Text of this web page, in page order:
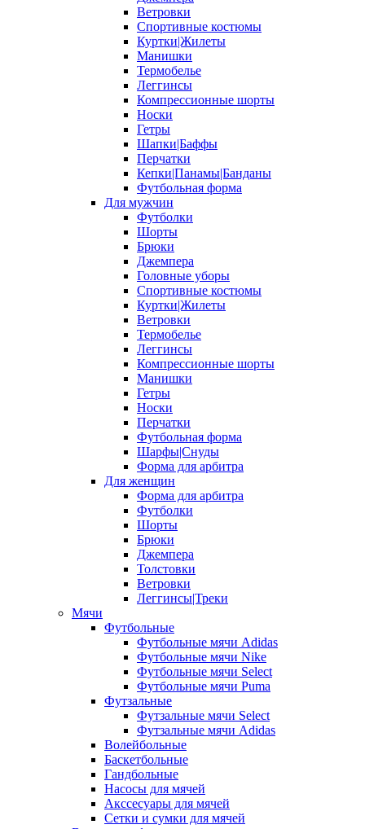
Ветровки
Спортивные костюмы
Куртки|Жилеты
Манишки
Термобелье
Леггинсы
Компрессионные шорты
Носки
Гетры
Шапки|Баффы
Перчатки
Кепки|Панамы|Банданы
Футбольная форма
Для мужчин
Футболки
Шорты
Брюки
Джемпера
Головные уборы
Спортивные костюмы
Куртки|Жилеты
Ветровки
Термобелье
Леггинсы
Компрессионные шорты
Манишки
Гетры
Носки
Перчатки
Футбольная форма
Шарфы|Снуды
Форма для арбитра
Для женщин
Форма для арбитра
Футболки
Шорты
Брюки
Джемпера
Толстовки
Ветровки
Леггинсы|Треки
Мячи
Футбольные
Футбольные мячи Adidas
Футбольные мячи Nike
Футбольные мячи Select
Футбольные мячи Puma
Футзальные
Футзальные мячи Select
Футзальные мячи Adidas
Волейбольные
Баскетбольные
Гандбольные
Насосы для мячей
Акссесуары для мячей
Сетки и сумки для мячей